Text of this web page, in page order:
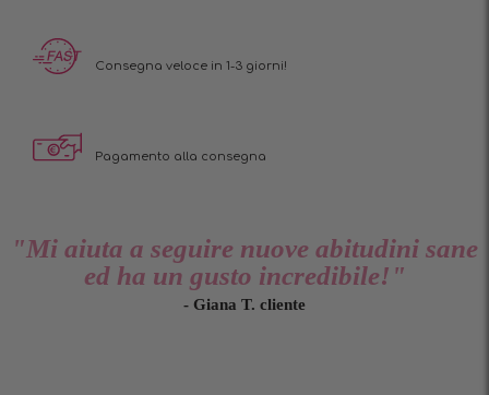
Consegna veloce in 1-3 giorni!
Pagamento alla consegna
"Mi aiuta a seguire nuove abitudini sane
ed ha un gusto incredibile!"
- Giana T. cliente